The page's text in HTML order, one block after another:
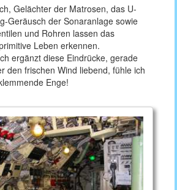
Gelächter der Matrosen, das U-
Geräusch der Sonaranlage sowie
und Rohren lassen das
Leben erkennen.
ergänzt diese Eindrücke, gerade
den frischen Wind liebend, fühle ich
Enge!